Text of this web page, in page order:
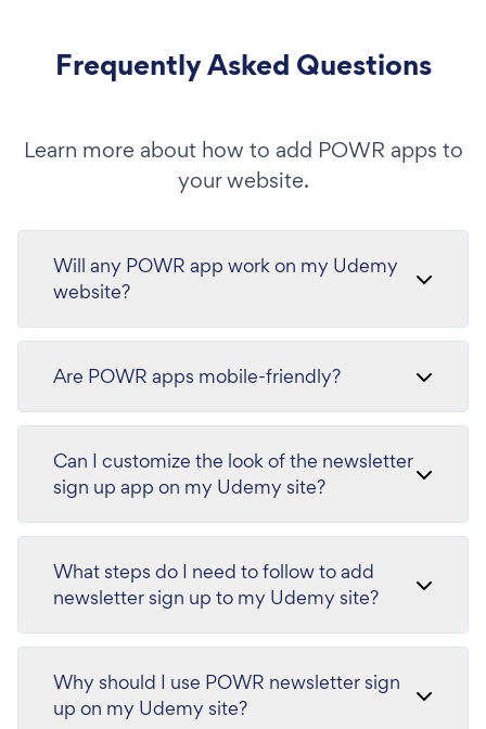
Frequently Asked Questions
Learn more about how to add POWR apps to
your website.
Will any POWR app work on my Udemy
website?
Are POWR apps mobile-friendly?
Can I customize the look of the newsletter
sign up app on my Udemy site?
What steps do I need to follow to add
newsletter sign up to my Udemy site?
Why should I use POWR newsletter sign
up on my Udemy site?